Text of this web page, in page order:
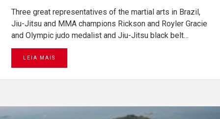
Three great representatives of the martial arts in Brazil,
Jiu-Jitsu and MMA champions Rickson and Royler Gracie
and Olympic judo medalist and Jiu-Jitsu black belt…
LEIA MAIS